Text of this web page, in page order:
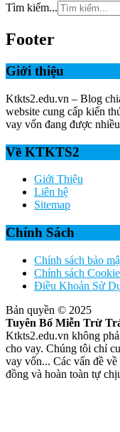
Tìm kiếm...
Footer
Giới thiệu
Ktkts2.edu.vn – Blog
website cung cấp kiến
vay vốn đang được
Về KTKTS2
Giới Thiệu
Liên hệ
Sitemap
Chính Sách
Chính sách bảo
Chính sách
Điều Khoản Sử
Bản quyền © 2025
Tuyên Bố Miễn Trừ
Ktkts2.edu.vn không
cho vay. Chúng tôi chỉ
vay vốn... Các vấn đề
đồng và hoàn toàn tự